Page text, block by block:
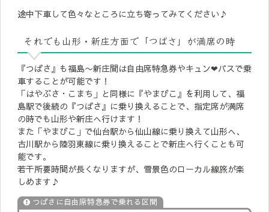
途中下車して色々なところに立ち寄ってみてください♪
それでも山形・新庄方面で「つばさ」が満席の時
『つばさ』も福島〜新庄間は自由席特急券やキュン❤︎パスで乗
車することが可能です！
「はやぶさ・こまち」と同様に『やまびこ』を利用して、福
島駅で後続の『つばさ』に乗り換えることで、指定席が満席
の時でも山形や新庄へ行けます！
また「やまびこ」で仙台駅から仙山線に乗り換えて山形へ、
古川駅から陸羽東線に乗り換えることで新庄へ行くことも可
能です。
若干所要時間が長くなりますが、雪景色のローカル線旅が楽
しめます♪
つばさに自由席特急券で乗れる区間